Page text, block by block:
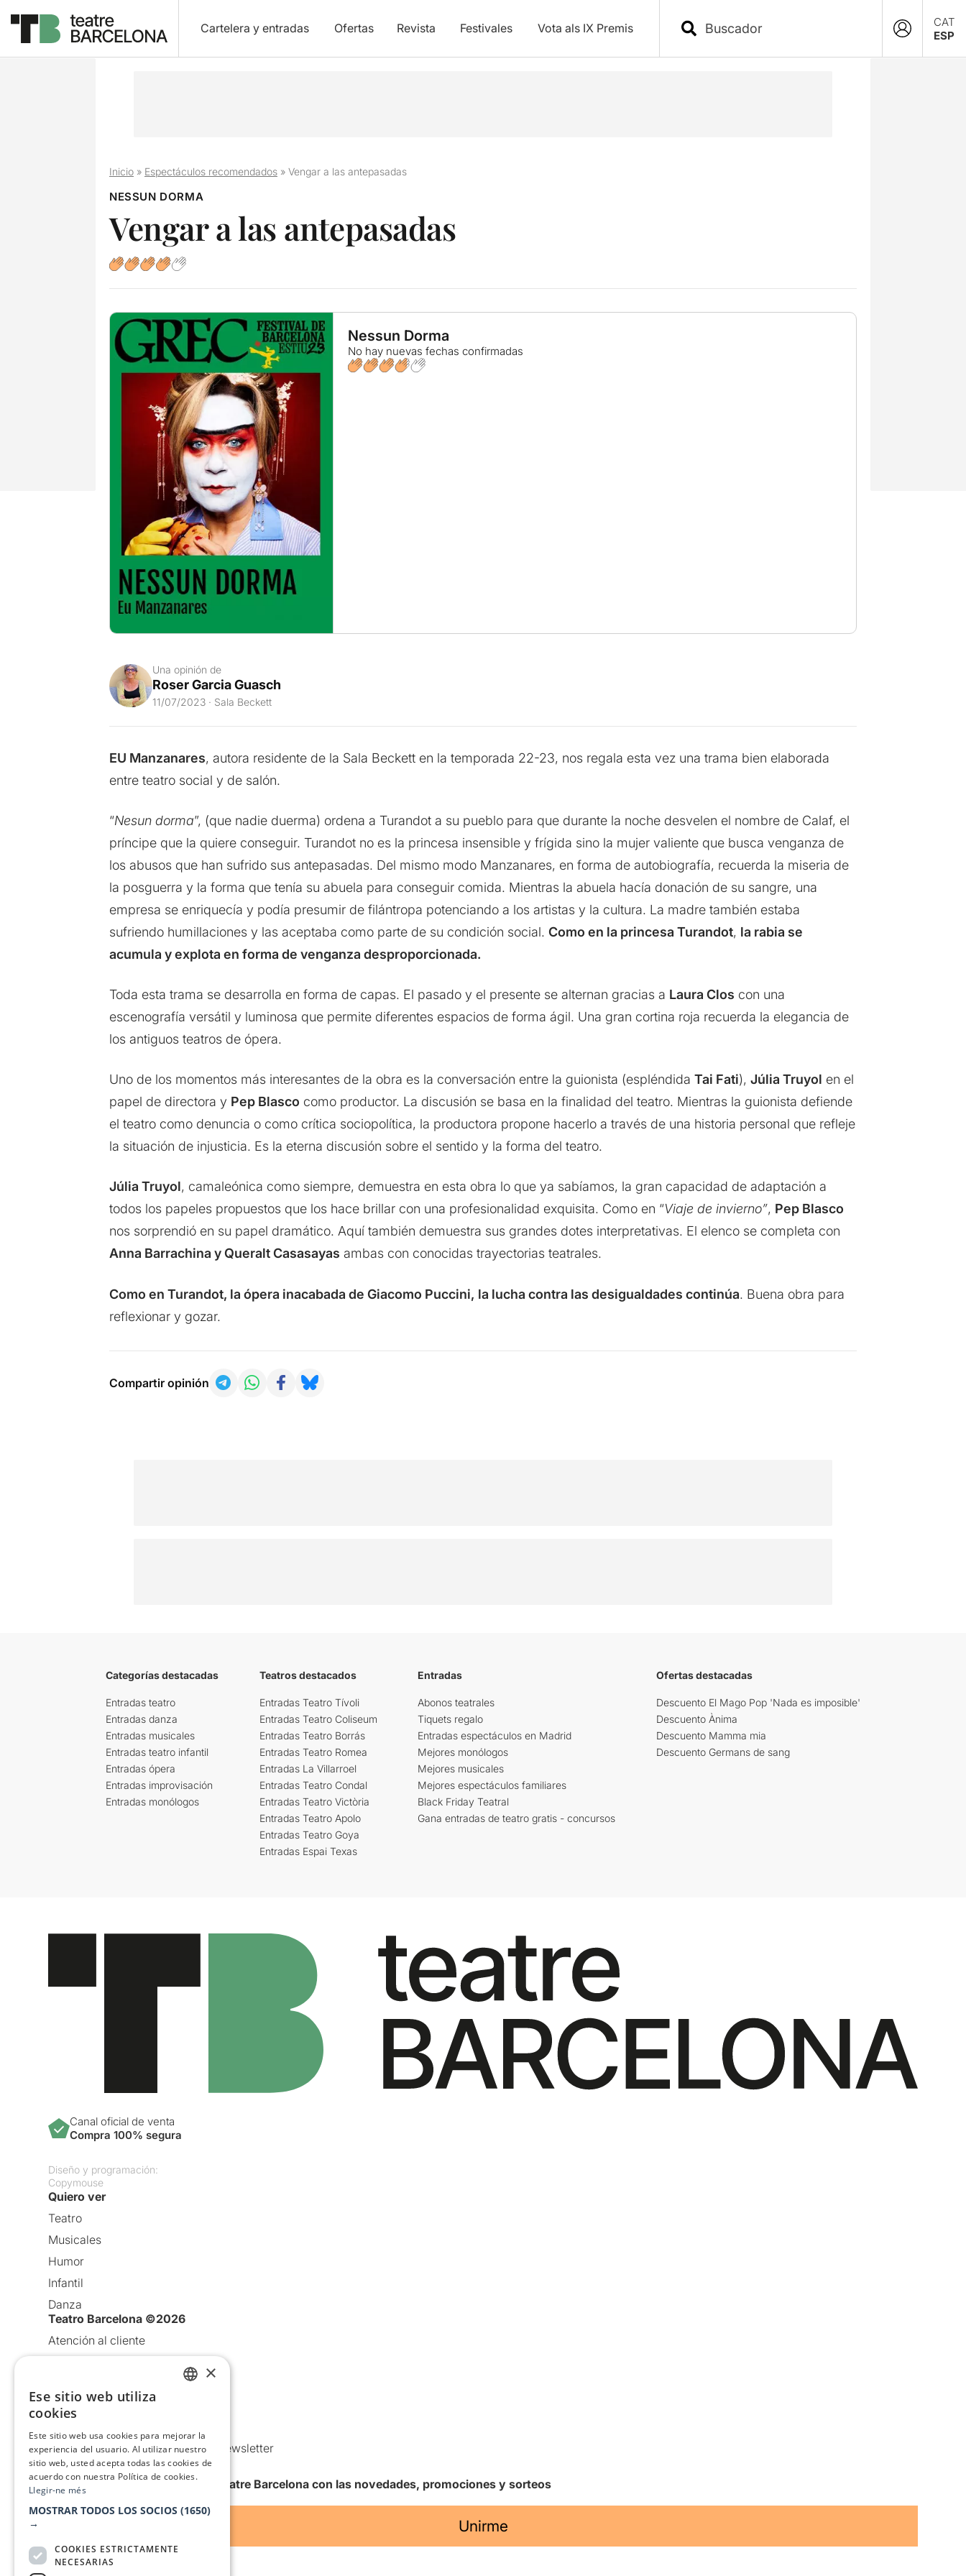
Cartelera y entradas Ofertas Revista Festivales Vota als IX Premis
CAT
ESP
Inicio» Espectáculos recomendados» Vengar a las antepasadas
NESSUN DORMA
Vengar a las antepasadas
Nessun Dorma
No hay nuevas fechas confirmadas
Una opinión de
Roser Garcia Guasch
11/07/2023 · Sala Beckett
EU Manzanares, autora residente de la Sala Beckett en la temporada 22-23, nos regala esta vez una trama bien elaborada
entre teatro social y de salón.
“Nesun dorma”, (que nadie duerma) ordena a Turandot a su pueblo para que durante la noche desvelen el nombre de Calaf, el
príncipe que la quiere conseguir. Turandot no es la princesa insensible y frígida sino la mujer valiente que busca venganza de
los abusos que han sufrido sus antepasadas. Del mismo modo Manzanares, en forma de autobiografía, recuerda la miseria de
la posguerra y la forma que tenía su abuela para conseguir comida. Mientras la abuela hacía donación de su sangre, una
empresa se enriquecía y podía presumir de filántropa potenciando a los artistas y la cultura. La madre también estaba
sufriendo humillaciones y las aceptaba como parte de su condición social. Como en la princesa Turandot, la rabia se
acumula y explota en forma de venganza desproporcionada.
Toda esta trama se desarrolla en forma de capas. El pasado y el presente se alternan gracias a Laura Clos con una
escenografía versátil y luminosa que permite diferentes espacios de forma ágil. Una gran cortina roja recuerda la elegancia de
los antiguos teatros de ópera.
Uno de los momentos más interesantes de la obra es la conversación entre la guionista (espléndida Tai Fati), Júlia Truyol en el
papel de directora y Pep Blasco como productor. La discusión se basa en la finalidad del teatro. Mientras la guionista defiende
el teatro como denuncia o como crítica sociopolítica, la productora propone hacerlo a través de una historia personal que refleje
la situación de injusticia. Es la eterna discusión sobre el sentido y la forma del teatro.
Júlia Truyol, camaleónica como siempre, demuestra en esta obra lo que ya sabíamos, la gran capacidad de adaptación a
todos los papeles propuestos que los hace brillar con una profesionalidad exquisita. Como en “Viaje de invierno”, Pep Blasco
nos sorprendió en su papel dramático. Aquí también demuestra sus grandes dotes interpretativas. El elenco se completa con
Anna Barrachina y Queralt Casasayas ambas con conocidas trayectorias teatrales.
Como en Turandot, la ópera inacabada de Giacomo Puccini, la lucha contra las desigualdades continúa. Buena obra para
reflexionar y gozar.
Compartir opinión
Categorías destacadas
Entradas teatro
Entradas danza
Entradas musicales
Entradas teatro infantil
Entradas ópera
Entradas improvisación
Entradas monólogos
Teatros destacados
Entradas Teatro Tívoli
Entradas Teatro Coliseum
Entradas Teatro Borrás
Entradas Teatro Romea
Entradas La Villarroel
Entradas Teatro Condal
Entradas Teatro Victòria
Entradas Teatro Apolo
Entradas Teatro Goya
Entradas Espai Texas
Entradas
Abonos teatrales
Tiquets regalo
Entradas espectáculos en Madrid
Mejores monólogos
Mejores musicales
Mejores espectáculos familiares
Black Friday Teatral
Gana entradas de teatro gratis - concursos
Ofertas destacadas
Descuento El Mago Pop 'Nada es imposible'
Descuento Ànima
Descuento Mamma mia
Descuento Germans de sang
Canal oficial de venta
Compra 100% segura
Diseño y programación:
Copymouse
Quiero ver
Teatro
Musicales
Humor
Infantil
Danza
Teatro Barcelona ©2026
Atención al cliente
Política de Cookies
Comunicaciones comerciales y Newsletter
Anuncia’t
Quiero recibir la newsletter de Teatre Barcelona con las novedades, promociones y sorteos
Unirme
×
Ese sitio web utiliza
cookies
Este sitio web usa cookies para mejorar la
experiencia del usuario. Al utilizar nuestro
sitio web, usted acepta todas las cookies de
acuerdo con nuestra Política de cookies.
Llegir-ne més
MOSTRAR TODOS LOS SOCIOS (1650)
→
COOKIES ESTRICTAMENTE
NECESARIAS